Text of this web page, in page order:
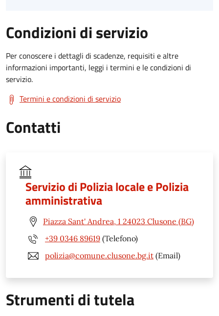
Condizioni di servizio
Per conoscere i dettagli di scadenze, requisiti e altre
informazioni importanti, leggi i termini e le condizioni di
servizio.
Termini e condizioni di servizio
Contatti
Servizio di Polizia locale e Polizia
amministrativa
Piazza Sant' Andrea, 1 24023 Clusone (BG)
+39 0346 89619 (Telefono)
polizia@comune.clusone.bg.it (Email)
Strumenti di tutela